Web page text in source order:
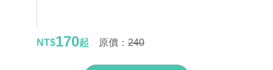
NT$170起 原價： 240